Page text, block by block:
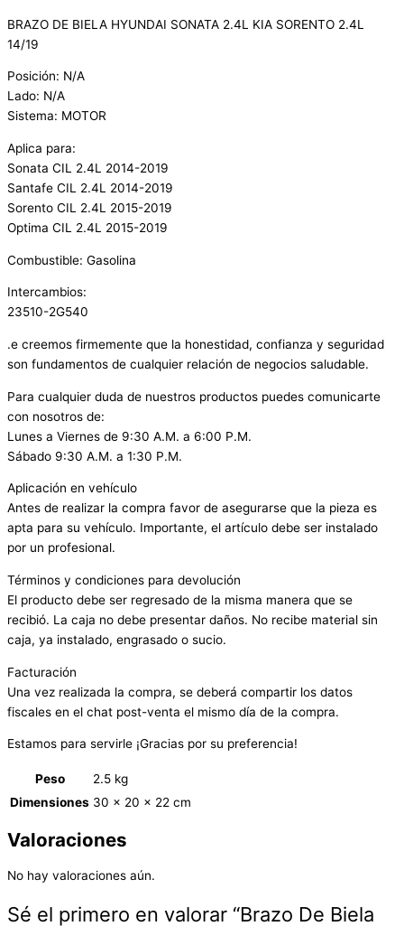
BRAZO DE BIELA HYUNDAI SONATA 2.4L KIA SORENTO 2.4L
14/19
Posición: N/A
Lado: N/A
Sistema: MOTOR
Aplica para:
Sonata CIL 2.4L 2014-2019
Santafe CIL 2.4L 2014-2019
Sorento CIL 2.4L 2015-2019
Optima CIL 2.4L 2015-2019
Combustible: Gasolina
Intercambios:
23510-2G540
.e creemos firmemente que la honestidad, confianza y seguridad
son fundamentos de cualquier relación de negocios saludable.
Para cualquier duda de nuestros productos puedes comunicarte
con nosotros de:
Lunes a Viernes de 9:30 A.M. a 6:00 P.M.
Sábado 9:30 A.M. a 1:30 P.M.
Aplicación en vehículo
Antes de realizar la compra favor de asegurarse que la pieza es
apta para su vehículo. Importante, el artículo debe ser instalado
por un profesional.
Términos y condiciones para devolución
El producto debe ser regresado de la misma manera que se
recibió. La caja no debe presentar daños. No recibe material sin
caja, ya instalado, engrasado o sucio.
Facturación
Una vez realizada la compra, se deberá compartir los datos
fiscales en el chat post-venta el mismo día de la compra.
Estamos para servirle ¡Gracias por su preferencia!
Peso
2.5 kg
Dimensiones 30 × 20 × 22 cm
Valoraciones
No hay valoraciones aún.
Sé el primero en valorar “Brazo De Biela